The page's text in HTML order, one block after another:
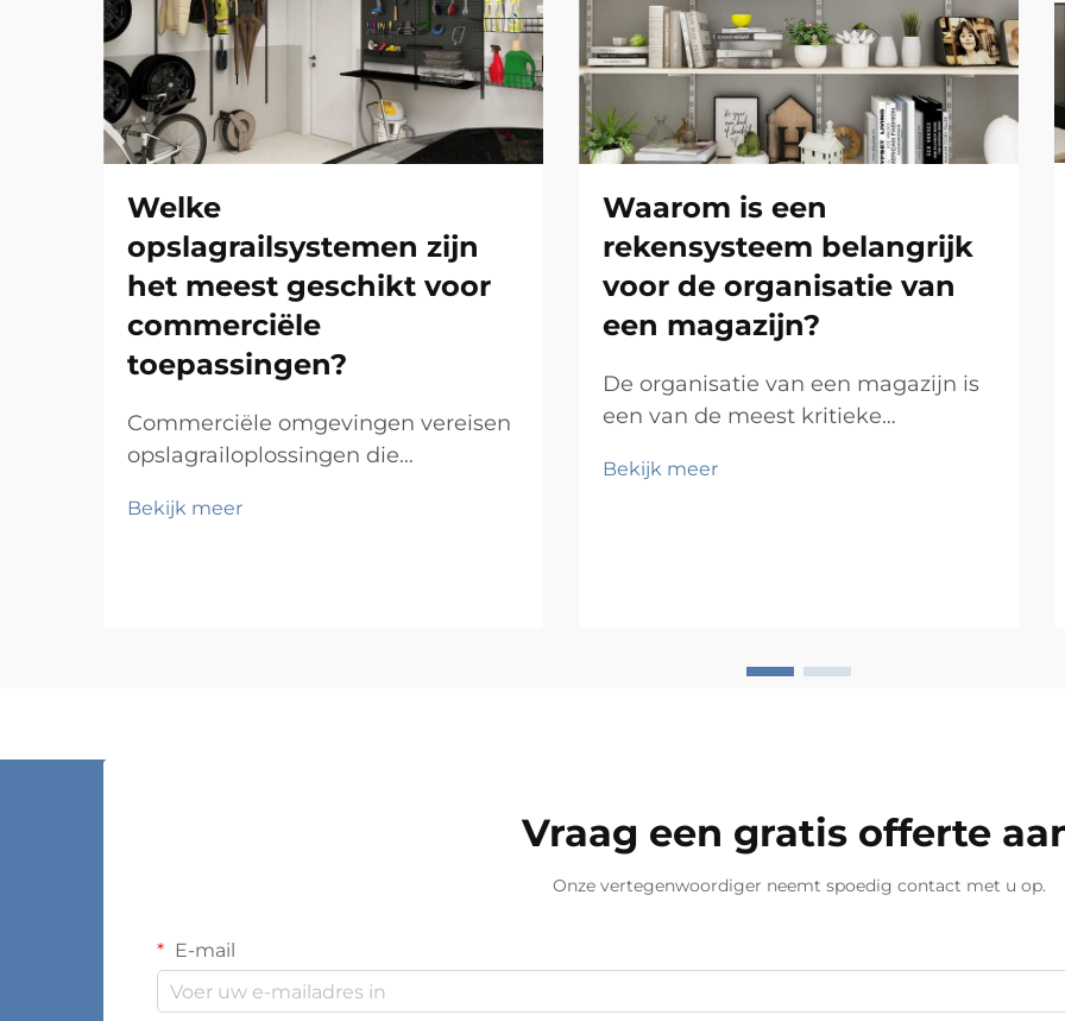
Welke
opslagrailsystemen zijn
het meest geschikt voor
commerciële
toepassingen?
Commerciële omgevingen vereisen
opslagrailoplossingen die
kosten-effectiviteit in evenwicht
Bekijk meer
Waarom is een
rekensysteem belangrijk
voor de organisatie van
een magazijn?
De organisatie van een magazijn is
een van de meest kritieke
bedrijf dat fysieke goederen
Bekijk meer
Vraag een gratis offerte
Onze vertegenwoordiger neemt spoedig contact met u op.
E-mail